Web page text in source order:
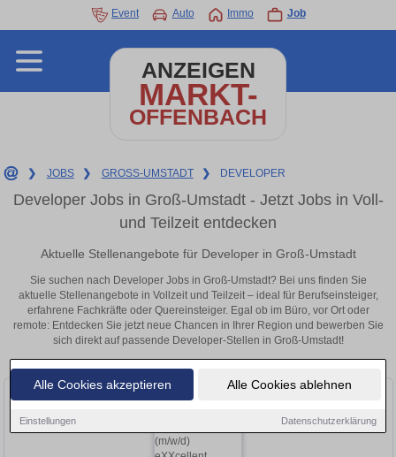
Alle Cookies akzeptieren Alle Cookies ablehnen
Einstellungen Datenschutzerklärung
Event Auto Immo Job
ANZEIGEN
MARKT-
OFFENBACH
❯ JOBS ❯ GROSS-UMSTADT ❯ DEVELOPER
Developer Jobs in Groß-Umstadt - Jetzt Jobs in Voll-
und Teilzeit entdecken
Aktuelle Stellenangebote für Developer in Groß-Umstadt
Sie suchen nach Developer Jobs in Groß-Umstadt? Bei uns finden Sie
aktuelle Stellenangebote in Vollzeit und Teilzeit – ideal für Berufseinsteiger,
erfahrene Fachkräfte oder Quereinsteiger. Egal ob im Büro, vor Ort oder
remote: Entdecken Sie jetzt neue Chancen in Ihrer Region und bewerben Sie
sich direkt auf passende Developer-Stellen in Groß-Umstadt!